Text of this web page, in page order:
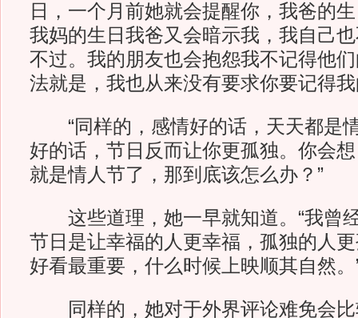
日，一个月前她就会提醒你，我爸的
我妈的生日我爸又会暗示我，我自己
不过。我的朋友也会抱怨我不记得他
法就是，我也从来没有要求你要记得我
“同样的，感情好的话，天天都是
好的话，节日反而让你更孤独。你会
就是情人节了，那到底该怎么办？”
这些道理，她一早就知道。“我曾
节日是让幸福的人更幸福，孤独的人
好看最重要，什么时候上映顺其自然。
同样的，她对于外界评论难免会比